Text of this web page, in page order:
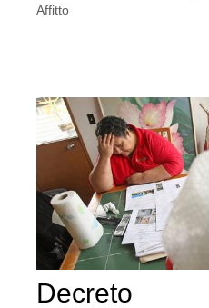
Affitto
Decreto